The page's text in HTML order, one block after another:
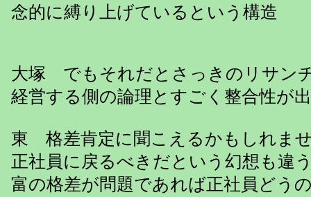
念的に縛り上げているという構造
大塚 でもそれだとさっきのリサン
経営する側の論理とすごく整合性が
東 格差肯定に聞こえるかもしれま
正社員に戻るべきだという幻想も違
富の格差が問題であれば正社員どう